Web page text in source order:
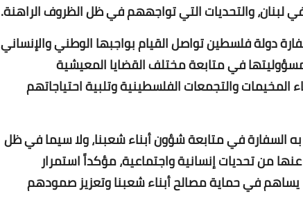
والتحديات التي تواجههم في ظل الظروف الراهنة.
دولة فلسطين تواصل القيام بواجبها الوطني والإنساني
في متابعة مختلف القضايا المعيشية
المخيمات والتجمعات الفلسطينية وتلبية احتياجاتهم
به السفارة في متابعة شؤون أبناء شعبنا، ولا سيما في ظل
من تحديات إنسانية واجتماعية، مؤكداً استمرار
يساهم في حماية مصالح أبناء شعبنا وتعزيز صمودهم
14 يناير 2022
Www.albuss.net